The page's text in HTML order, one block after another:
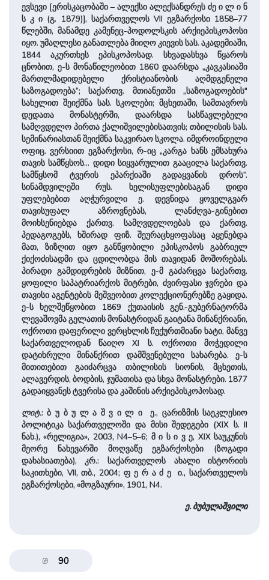
ევსევი [ერისკაცობაში – ალექსი ალექსანდრეს ძე ი ლ ი ნ
ს კ ი (გ. 1879)], საქართველოს VII ეგზარქოსი 1858–77
წლებში, მანამდე კამენეც-პოდოლსკის არქიეპისკოპოსი
იყო. უმაღლესი განათლება მიიღო კიევის სას. აკადემიაში,
1844 აკურთხეს ეპისკოპოსად. სხვადასხვა წყაროს
ცნობით, ე-ს მონაწილეობით 1860 დაარსდა „კავკასიაში
მართლმადიდებელი ქრისტიანობის აღმდგენელი
საზოგადოება“; საქართვ. მთიანეთში „საზოგადოების"
სახელით შეიქმნა სას. სკოლები; მცხეთაში, სამთავროს
დედათა მონასტერში, დაარსდა სასწავლებელი
სამღვდელო პირთა ქალიშვილებისათვის; თბილისის სას.
სემინარიასთან შეიქმნა საკვირაო სკოლა. იმდროინდელი
ოფიც. ვერსიით ეგზარქოსი, რ-იც „კარგა ხანს ემსახურა
თავის სამწყსოს... დიდი სიყვარულით გააცილა საქართვ.
სამწყსომ ტვერის ეპარქიაში გადაყვანის დროს“.
სინამდვილეში რუს. ხელისუფლებისაგან დიდი
უფლებებით აღჭურვილი ე. დევნიდა ყოველგვარ
თავისუფალ აზროვნებას, ლანძღვა-გინებით
მოიხსენიებდა ქართვ. სამღვდელოებას და ქართვ.
პედაგოგებს, ხშირად ფიზ. შეურაცხყოფასაც აყენებდა
მათ, ზიზღით იყო განწყობილი ეპისკოპოს გაბრიელ
ქიქოძისადმი და ცდილობდა მის თავიდან მოშორებას.
პირადი გამდიდრების მიზნით, ე-მ გაძარცვა საქართვ.
ყოფილი საპატრიარქოს მიტრები, ძვირფასი ჯვრები და
თავისი აგენტების მეშვეობით კოლექციონერებზე გაყიდა.
ე-ს ხელშეწყობით 1869 ქუთაისის გენ.-გუბერნატორმა
ლევაშოვმა გელათის მონასტრიდან გაიტანა მინანქრიანი,
ოქროთი დაფერილი ვერცხლის ჩუქურთმიანი ხატი, მანვე
საქართველოდან წაიღო XI ს. ოქროთი მოჭედილი
დატიხრული მინანქრით დამშვენებული სახარება. ე-ს
მითითებით გაიძარცვა თბილისის სიონის, მცხეთის,
ალავერდის, ბოდბის, ჯუმათისა და სხვა მონასტრები. 1877
გადაიყვანეს ტვერისა და კაშინის არქიეპისკოპოსად.
ლიტ.: ბ უ ბ უ ლ ა შ ვ ი ლ ი ე., ცარიზმის საეკლესიო
პოლიტიკა საქართველოში და მისი შედეგები (XIX ს. II
ნახ.), «რელიგია», 2003, N4–5–6; მ ი ს ი ვ ე, XIX საუკუნის
მეორე ნახევარში მოღვაწე ეგზარქოსები (ზოგადი
დახასიათება), კრ.: საქართველოს ახალი ისტორიის
საკითხები, VII, თბ., 2004; ფ ე რ ა ძ ე ი., საქართველოს
ეგზარქოსები, «მოგზაური», 1901, N4.
ე. ბუბულაშვილი
90